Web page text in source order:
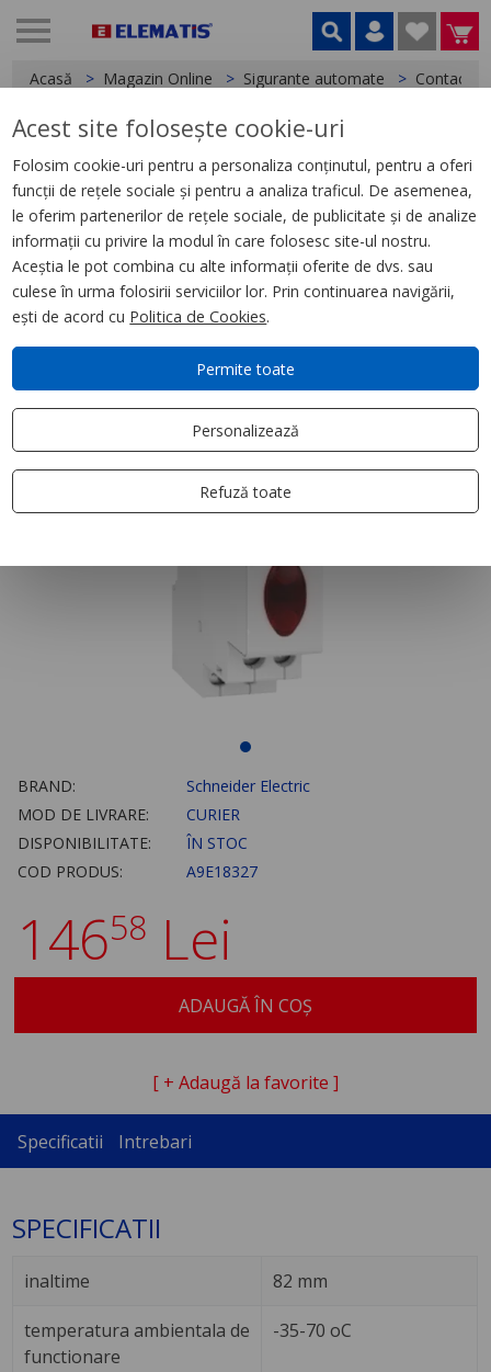
Acasă Magazin Online Sigurante automate Contacte
< Contacte Auxiliare si Bobine declansare
Acti9 Iil Indicator Luminos
Trifazat, Rosu, 230-400 Vca
BRAND:
Schneider Electric
MOD DE LIVRARE:
CURIER
DISPONIBILITATE:
ÎN STOC
COD PRODUS:
A9E18327
14658 Lei
ADAUGĂ ÎN COȘ
[ + Adaugă la favorite ]
Specificatii Intrebari
SPECIFICATII
inaltime 82 mm
temperatura ambientala de
functionare
-35-70 oC
Acest site folosește cookie-uri
Folosim cookie-uri pentru a personaliza conținutul, pentru a oferi
funcții de rețele sociale și pentru a analiza traficul. De asemenea,
le oferim partenerilor de rețele sociale, de publicitate și de analize
informații cu privire la modul în care folosesc site-ul nostru.
Aceștia le pot combina cu alte informații oferite de dvs. sau
culese în urma folosirii serviciilor lor. Prin continuarea navigării,
ești de acord cu Politica de Cookies.
Permite toate
Personalizează
Refuză toate